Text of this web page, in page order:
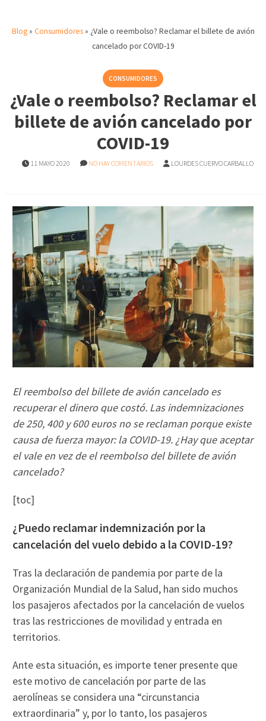
Blog» Consumidores» ¿Vale o reembolso? Reclamar el billete de avión
cancelado por COVID-19
CONSUMIDORES
¿Vale o reembolso? Reclamar el
billete de avión cancelado por
COVID-19
11 MAYO 2020 NO HAY COMENTARIOS LOURDES CUERVO CARBALLO
El reembolso del billete de avión cancelado es
recuperar el dinero que costó. Las indemnizaciones
de 250, 400 y 600 euros no se reclaman porque existe
causa de fuerza mayor: la COVID-19. ¿Hay que aceptar
el vale en vez de el reembolso del billete de avión
cancelado?
[toc]
¿Puedo reclamar indemnización por la
cancelación del vuelo debido a la COVID-19?
Tras la declaración de pandemia por parte de la
Organización Mundial de la Salud, han sido muchos
los pasajeros afectados por la cancelación de vuelos
tras las restricciones de movilidad y entrada en
territorios.
Ante esta situación, es importe tener presente que
este motivo de cancelación por parte de las
aerolíneas se considera una “circunstancia
extraordinaria” y, por lo tanto, los pasajeros